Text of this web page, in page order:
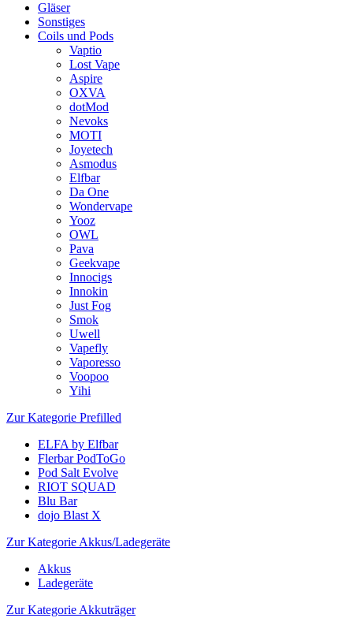
Gläser
Sonstiges
Coils und Pods
Vaptio
Lost Vape
Aspire
OXVA
dotMod
Nevoks
MOTI
Joyetech
Asmodus
Elfbar
Da One
Wondervape
Yooz
OWL
Pava
Geekvape
Innocigs
Innokin
Just Fog
Smok
Uwell
Vapefly
Vaporesso
Voopoo
Yihi
Zur Kategorie Prefilled
ELFA by Elfbar
Flerbar PodToGo
Pod Salt Evolve
RIOT SQUAD
Blu Bar
dojo Blast X
Zur Kategorie Akkus/Ladegeräte
Akkus
Ladegeräte
Zur Kategorie Akkuträger